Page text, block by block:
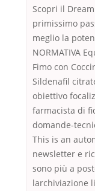
Scopri il
primissimo
meglio la
NORMATIVA
Fimo con
Sildenafil
obiettivo
farmacista di
domande-
This is an
newsletter e
sono più a
larchiviazione